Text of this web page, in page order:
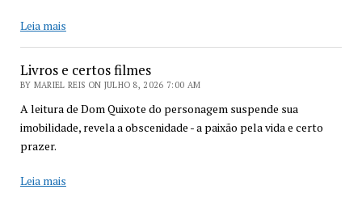
Leia maisA
Livros e certos filmes
BY MARIEL REIS ON JULHO 8, 2026 7:00 AM
A leitura de Dom Quixote do personagem suspende sua
imobilidade, revela a obscenidade - a paixão pela vida e certo
prazer.
Leia maisLivros